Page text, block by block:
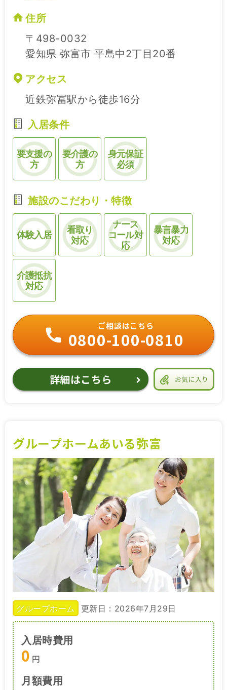
住所
〒498-0032
愛知県 弥富市 平島中2丁目20番
アクセス
近鉄弥冨駅から徒歩16分
入居条件
要支援の
方
要介護の
方
身元保証
必須
施設のこだわり・特徴
体験入居
看取り
対応
ナース
コール対
応
暴言暴力
対応
介護抵抗
対応
お気に入り
ご相談はこちら
0800-100-0810
詳細はこちら
グループホームあいる弥富
グループホーム 更新日：2026年7月29日
入居時費用
0 円
月額費用